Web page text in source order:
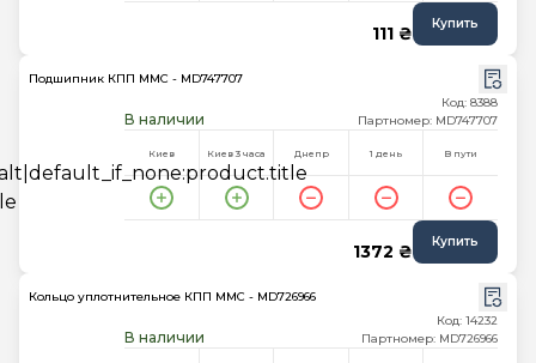
111 ₴ Купить
Подшипник КПП MMC - MD747707
В наличии
Код: 8388
Партномер: MD747707
Киев Киев 3 часа Днепр 1 день В пути
1372 ₴ Купить
Кольцо уплотнительное КПП MMC - MD726966
В наличии
Код: 14232
Партномер: MD726966